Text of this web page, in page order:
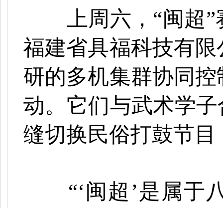
上周六， “闽超
福建省具福科技有
研的多机集群协同
动。它们与武术学
缝切换民俗打鼓节
“‘闽超’是属于